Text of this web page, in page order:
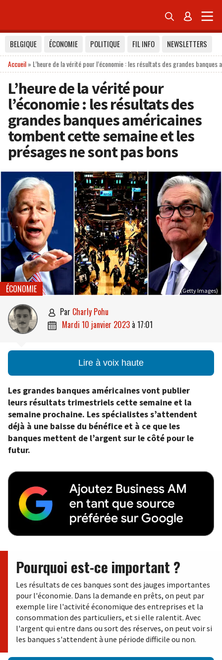
 
BELGIQUE ÉCONOMIE POLITIQUE FIL INFO
NEWSLETTERS
Accueil» L’heure de la vérité pour l’économie : les résultats des grandes
L’heure de la vérité pour
l’économie : les résultats des
grandes banques américaines
tombent cette semaine et les
présages ne sont pas bons
(Getty Images)
ÉCONOMIE
 par Charly Pohu
 mardi 10 janvier 2023 à 17:01
Lire à voix haute
Les grandes banques américaines vont publier
leurs résultats trimestriels cette semaine et la
semaine prochaine. Les spécialistes s’attendent
déjà à une baisse du bénéfice et à ce que les
banques mettent de l’argent sur le côté pour le
futur.
Pourquoi est-ce important ?
Les résultats de ces banques sont des jauges importantes
pour l'économie. Dans la demande en prêts, on peut par
exemple lire l'activité économique des entreprises et la
consommation des particuliers, et si elle ralentit. Avec
l'argent qui entre dans ou sort des réserves, on peut voir si
les banques s'attendent à une période difficile ou non.